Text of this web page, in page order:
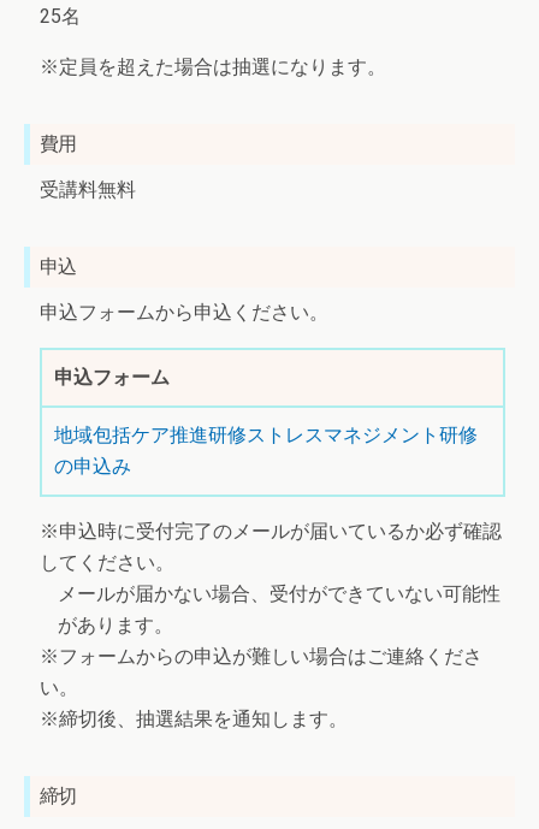
25名
※定員を超えた場合は抽選になります。
費用
受講料無料
申込
申込フォームから申込ください。
申込フォーム
地域包括ケア推進研修ストレスマネジメント研修
の申込み
※申込時に受付完了のメールが届いているか必ず確認
してください。
メールが届かない場合、受付ができていない可能性
があります。
※フォームからの申込が難しい場合はご連絡くださ
い。
※締切後、抽選結果を通知します。
締切